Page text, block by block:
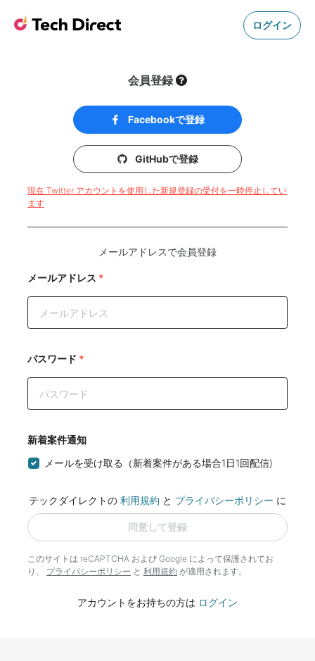
ログイン
会員登録
Facebookで登録
GitHubで登録
現在 Twitter アカウントを使用した新規登録の受付を一時停止してい
ます
メールアドレスで会員登録
メールアドレス *
パスワード *
新着案件通知
メールを受け取る（新着案件がある場合1日1回配信)
テックダイレクトの 利用規約 と プライバシーポリシー に
同意して登録
このサイトは reCAPTCHA および Google によって保護されてお
り、 プライバシーポリシー と 利用規約 が適用されます。
アカウントをお持ちの方は ログイン